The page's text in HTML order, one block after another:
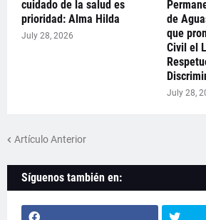
cuidado de la salud es
prioridad: Alma Hilda
July 28, 2026
de
que
Civil el
July 28,
Artículo Anterior
Síguenos también en: